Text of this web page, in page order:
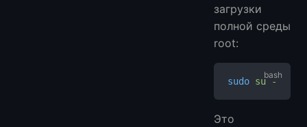
загрузки
полной среды
root:
sudo su -
Это